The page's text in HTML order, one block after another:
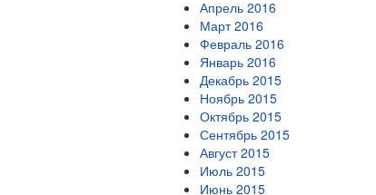
Апрель 2016
Март 2016
Февраль 2016
Январь 2016
Декабрь 2015
Ноябрь 2015
Октябрь 2015
Сентябрь 2015
Август 2015
Июль 2015
Июнь 2015